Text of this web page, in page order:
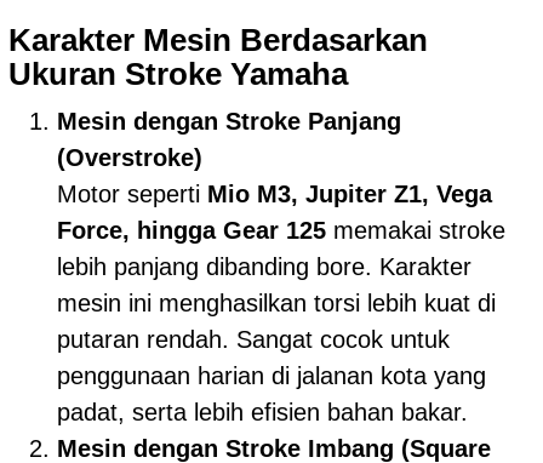
Karakter Mesin Berdasarkan
Ukuran Stroke Yamaha
Mesin dengan Stroke Panjang
(Overstroke)
Motor seperti Mio M3, Jupiter Z1, Vega
Force, hingga Gear 125 memakai stroke
lebih panjang dibanding bore. Karakter
mesin ini menghasilkan torsi lebih kuat di
putaran rendah. Sangat cocok untuk
penggunaan harian di jalanan kota yang
padat, serta lebih efisien bahan bakar.
Mesin dengan Stroke Imbang (Square